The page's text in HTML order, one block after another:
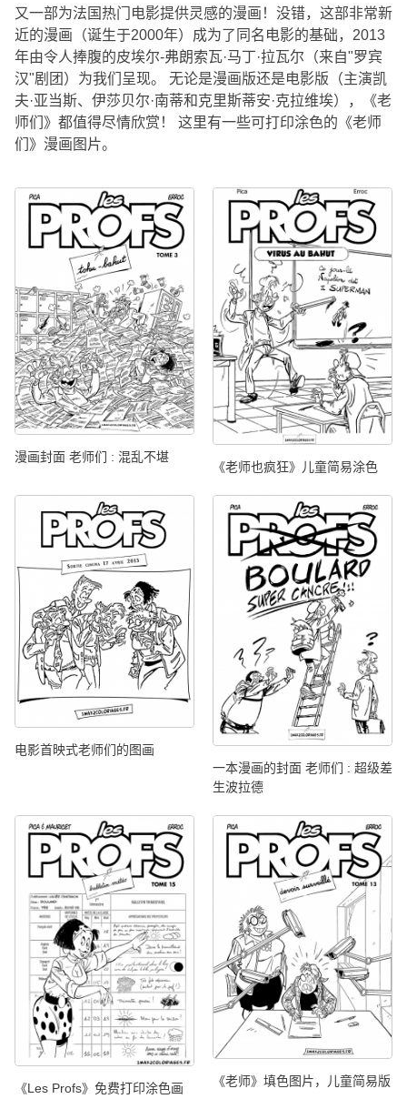
又一部为法国热门电影提供灵感的漫画！没错，这部非常新
近的漫画（诞生于2000年）成为了同名电影的基础，2013
年由令人捧腹的皮埃尔-弗朗索瓦·马丁·拉瓦尔（来自"罗宾
汉"剧团）为我们呈现。 无论是漫画版还是电影版（主演凯
夫·亚当斯、伊莎贝尔·南蒂和克里斯蒂安·克拉维埃），《老
师们》都值得尽情欣赏！ 这里有一些可打印涂色的《老师
们》漫画图片。
漫画封面 老师们 : 混乱不堪
《老师也疯狂》儿童简易涂色
电影首映式老师们的图画
一本漫画的封面 老师们 : 超级差
生波拉德
《Les Profs》免费打印涂色画
《老师》填色图片，儿童简易版